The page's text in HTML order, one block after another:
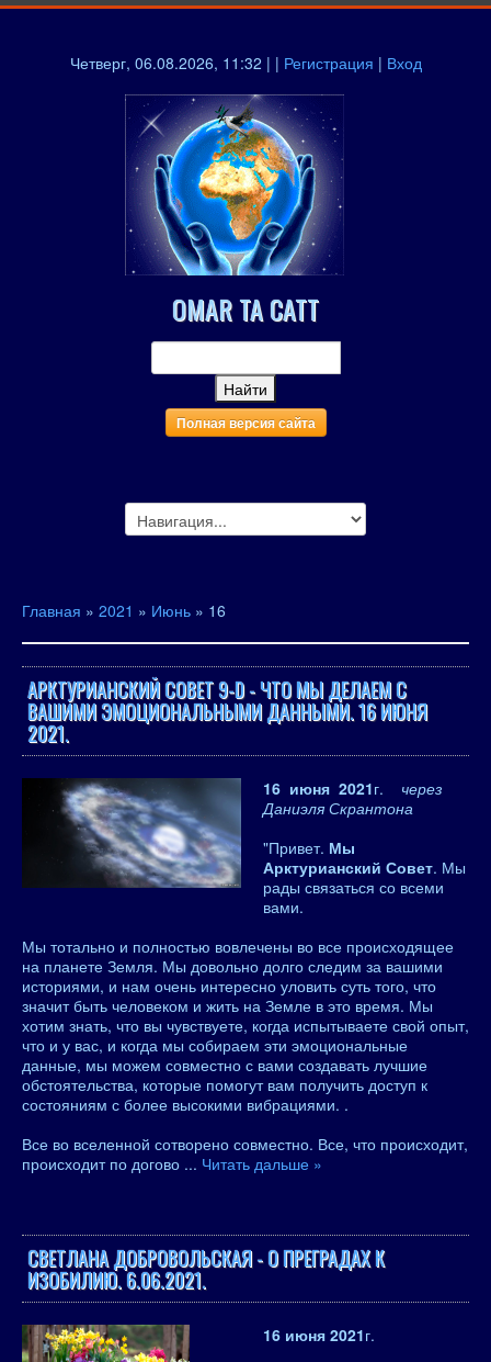
Четверг, 06.08.2026, 11:32 | | Регистрация | Вход
OMAR TA CATT
Полная версия сайта
Главная » 2021 » Июнь » 16
АРКТУРИАНСКИЙ СОВЕТ 9-D - ЧТО МЫ ДЕЛАЕМ С
ВАШИМИ ЭМОЦИОНАЛЬНЫМИ ДАННЫМИ. 16 ИЮНЯ
2021.
16 июня 2021г.
через
Даниэля Скрантона
"Привет. Мы
Арктурианский Совет. Мы
рады связаться со всеми
вами.
Мы тотально и полностью вовлечены во все происходящее
на планете Земля. Мы довольно долго следим за вашими
историями, и нам очень интересно уловить суть того, что
значит быть человеком и жить на Земле в это время. Мы
хотим знать, что вы чувствуете, когда испытываете свой опыт,
что и у вас, и когда мы собираем эти эмоциональные
данные, мы можем совместно с вами создавать лучшие
обстоятельства, которые помогут вам получить доступ к
состояниям с более высокими вибрациями. .
Все во вселенной сотворено совместно. Все, что происходит,
происходит по догово ... Читать дальше »
СВЕТЛАНА ДОБРОВОЛЬСКАЯ - О ПРЕГРАДАХ К
ИЗОБИЛИЮ. 6.06.2021.
16 июня 2021г.